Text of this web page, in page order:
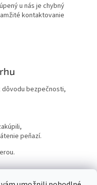
u nás je chybný
kontaktovanie
bezpečnosti,
peňazí.